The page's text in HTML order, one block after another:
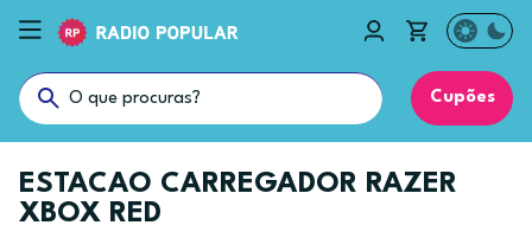
Cupões
ESTACAO CARREGADOR RAZER
XBOX RED